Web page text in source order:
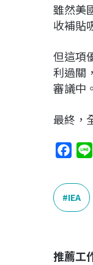
雖然美
收補貼
但這項
利過關
審議中。
最終，
c
e
b
k
IEA
推薦工